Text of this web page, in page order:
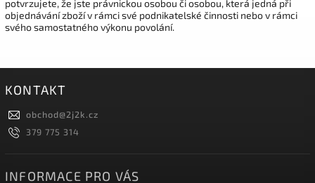
potvrzujete, že jste právnickou osobou či osobou, která jedná při
objednávání zboží v rámci své podnikatelské činnosti nebo v rámci
svého samostatného výkonu povolání.
KONTAKT
obchod@2j2k.cz
379 775 314
INFORMACE PRO VÁS